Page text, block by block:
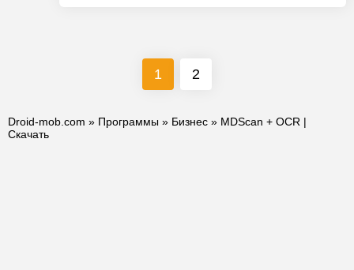
1 2
Droid-mob.com » Программы » Бизнес » MDScan + OCR |
Скачать